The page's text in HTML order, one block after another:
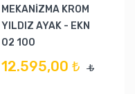
MEKANİZMA KROM
YILDIZ AYAK - EKN
02 100
12.595,00 ₺ ₺